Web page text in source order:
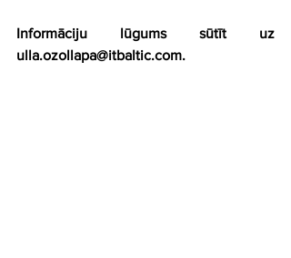
Informāciju lūgums sūtīt uz
ulla.ozollapa@itbaltic.com.